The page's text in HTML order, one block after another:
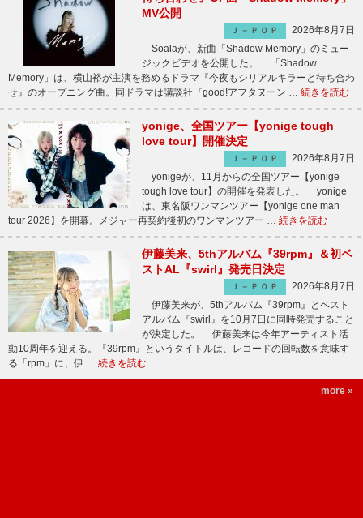
MV公開
Ｊ－ＰＯＰ
2026年8月7日
Soalaが、新曲「Shadow Memory」のミュー
ジックビデオを公開した。 「Shadow
Memory」は、横山裕が主演を務めるドラマ『今夜もシリアルキラーと待ち合わ
せ』のオープニング曲。同ドラマは講談社『good!アフタヌーン … 続きを読む
yonige、全国ツアー【yonige tough
love tour】開催決定
Ｊ－ＰＯＰ
2026年8月7日
yonigeが、11月からの全国ツアー【yonige
tough love tour】の開催を発表した。 yonige
は、東名阪ワンマンツアー【yonige one man
tour 2026】を開幕。メジャー再契約後初のワンマンツアー … 続きを読む
伊藤美来、5thアルバム『39rpm』＆初ベ
ストAL『swirl』発売日決定
Ｊ－ＰＯＰ
2026年8月7日
伊藤美来が、5thアルバム『39rpm』とベスト
アルバム『swirl』を10月7日に同時発売すること
が決定した。 伊藤美来は今年アーティスト活
動10周年を迎える。『39rpm』というタイトルは、レコードの回転数を意味す
る「rpm」に、伊 … 続きを読む
more »